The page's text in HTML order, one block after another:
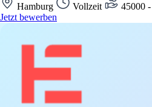
Hamburg Vollzeit 45000
Jetzt bewerben